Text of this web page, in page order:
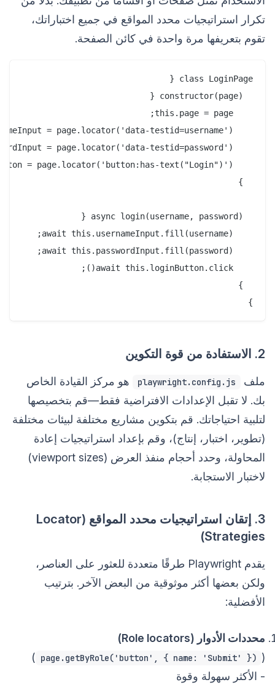
تكرار استراتيجيات محدد المواقع في جميع اختباراتك،
تقوم بتعريفها مرة واحدة في كائن الصفحة.
}
2. الاستفادة من قوة التكوين
ملف playwright.config.js
هو مركز القيادة الخاص
بك. لا تقبل الإعدادات الافتراضية فقط—قم بتخصيصها
لتلبية احتياجاتك. قم بتكوين مشاريع مختلفة لبيئات مختلفة
(تطوير، اختبار، إنتاج)، وقم بإعداد استراتيجيات إعادة
المحاولة، وحدد أحجام منفذ العرض (viewport sizes)
لاختبار الاستجابة.
3. إتقان استراتيجيات محدد المواقع (Locator
Strategies)
يقدم Playwright طرقًا متعددة للعثور على العناصر،
ولكن بعضها أكثر موثوقية من البعض الآخر. بترتيب
الأفضلية:
محددات الأدوار (Role locators)
(
page.getByRole('button', { name: 'Submit' })
)
- الأكثر سهولة وقوة